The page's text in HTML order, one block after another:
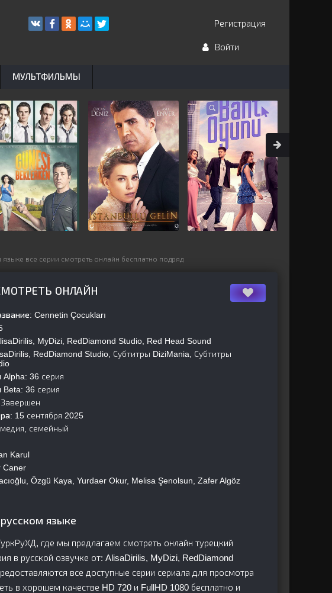
все серии смотреть онлайн бесплатно подряд
ОНЛАЙН
Cennetin Çocukları
MyDizi, RedDiamond Studio, Red Head Sound
RedDiamond Studio, Субтитры DiziMania, Субтитры
Alpha: 36 серия
Beta: 36 серия
Завершен
15 сентября 2025
семейный
Karul
Caner
Özgü Kaya, Yurdaer Okur, Melisa Şenolsun, Zafer Algöz
языке
где мы предлагаем смотреть онлайн турецкий
в русской озвучке от: AlisaDirilis, MyDizi, RedDiamond
все доступные серии сериала для просмотра
в хорошем качестве HD 720 и FullHD 1080 бесплатно и
Регистрация
Войти
МУЛЬТФИЛЬМЫ